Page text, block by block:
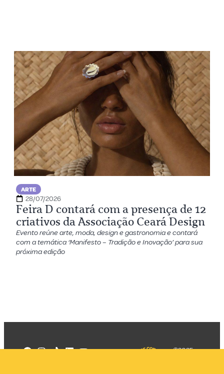
ARTE
28/07/2026
Feira D contará com a presença de 12
criativos da Associação Ceará Design
Evento reúne arte, moda, design e gastronomia e contará
com a temática ‘Manifesto – Tradição e Inovação’ para sua
próxima edição
©2025